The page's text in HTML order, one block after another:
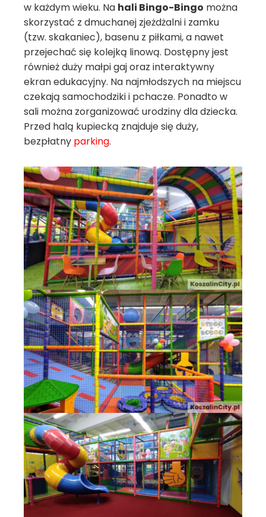
w każdym wieku. Na hali Bingo-Bingo można
skorzystać z dmuchanej zjeżdżalni i zamku
(tzw. skakaniec), basenu z piłkami, a nawet
przejechać się kolejką linową. Dostępny jest
również duży małpi gaj oraz interaktywny
ekran edukacyjny. Na najmłodszych na miejscu
czekają samochodziki i pchacze. Ponadto w
sali można zorganizować urodziny dla dziecka.
Przed halą kupiecką znajduje się duży,
bezpłatny parking.